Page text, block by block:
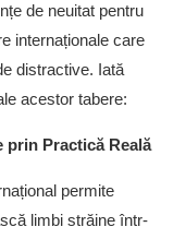
de neuitat pentru
internaționale care
distractive. Iată
acestor tabere:
prin Practică Reală
permite
limbi străine într-